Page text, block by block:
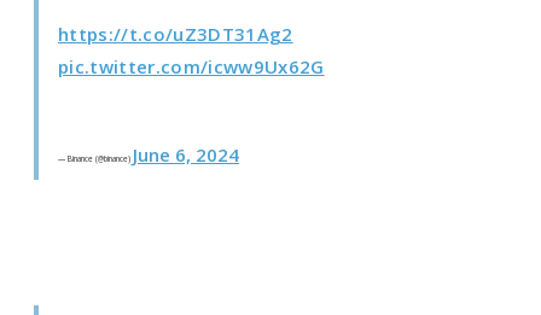
https://t.co/uZ3DT31Ag2
pic.twitter.com/icww9Ux62G
— Binance (@binance) June 6, 2024